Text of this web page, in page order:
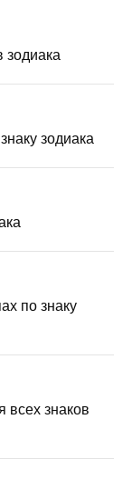
зодиака
зодиака
по знаку
всех знаков